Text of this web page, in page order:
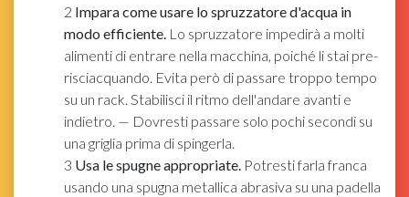
2 Impara come usare lo spruzzatore d'acqua in
modo efficiente. Lo spruzzatore impedirà a molti
alimenti di entrare nella macchina, poiché li stai pre-
risciacquando. Evita però di passare troppo tempo
su un rack. Stabilisci il ritmo dell'andare avanti e
indietro. — Dovresti passare solo pochi secondi su
una griglia prima di spingerla.
3 Usa le spugne appropriate. Potresti farla franca
usando una spugna metallica abrasiva su una padella